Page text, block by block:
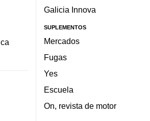
Galicia Innova
SUPLEMENTOS
Mercados
Fugas
Yes
Escuela
On, revista de motor